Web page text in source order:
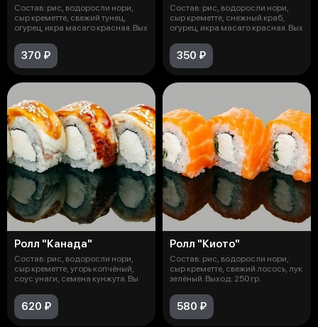
Состав: рис, водоросли нори,
сыр креметте, свежий тунец,
огурец, икра масаго красная. Вых
370 ₽
Состав: рис, водоросли нори,
сыр креметте, снежный краб,
огурец, икра масаго красная. Вых
350 ₽
Ролл "Канада"
Состав: рис, водоросли нори,
сыр креметте, угорь копчёный,
соус унаги, семена кунжута. Вы
620 ₽
Ролл "Киото"
Состав: рис, водоросли нори,
сыр креметте, свежий лосось, лук
зелёный. Выход: 250 гр.
580 ₽